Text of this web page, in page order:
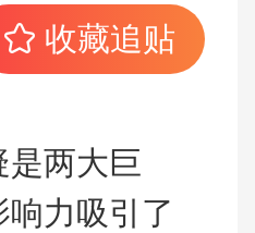
收藏追贴
两大巨
力吸引了